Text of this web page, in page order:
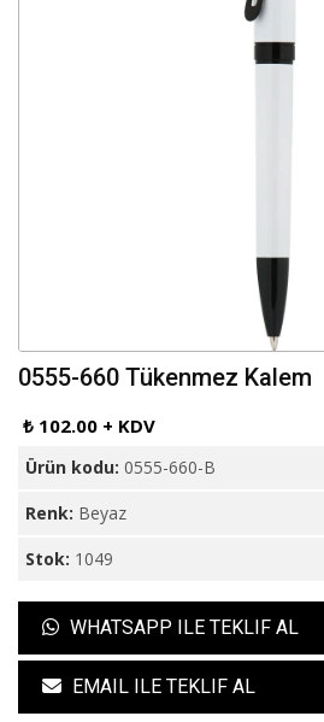
0555-660 Tükenmez Kalem
₺ 102.00 + KDV
Ürün kodu: 0555-660-B
Renk: Beyaz
Stok: 1049
WHATSAPP ILE TEKLIF AL
EMAIL ILE TEKLIF AL